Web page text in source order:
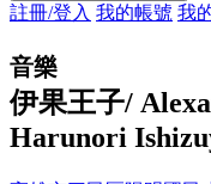
註冊/登入 我的帳號 我
音樂
伊果王子/
Harunori